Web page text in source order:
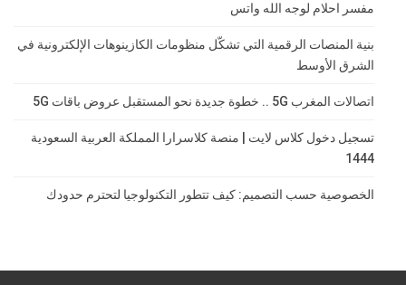
مفسر احلام لوجه الله واتس
بنية المنصات الرقمية التي تشكّل منظومات الكازينوهات الإلكترونية في
الشرق الأوسط
اتصالات المغرب 5G .. خطوة جديدة نحو المستقبل عروض باقات 5G
تسجيل دخول كلاس لايت | منصة كلاسرارا المملكة العربية السعودية
1444
الخصوصية حسب التصميم: كيف تتطور التكنولوجيا لتحترم حدودك